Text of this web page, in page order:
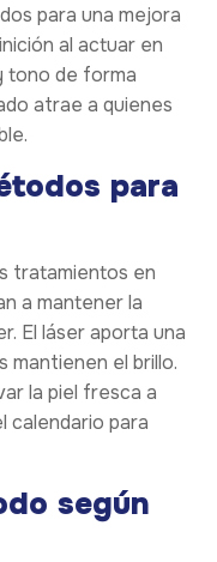
para una mejora
al actuar en
tono de forma
atrae a quienes
para
tratamientos en
a mantener la
El láser aporta una
mantienen el brillo.
la piel fresca a
calendario para
según